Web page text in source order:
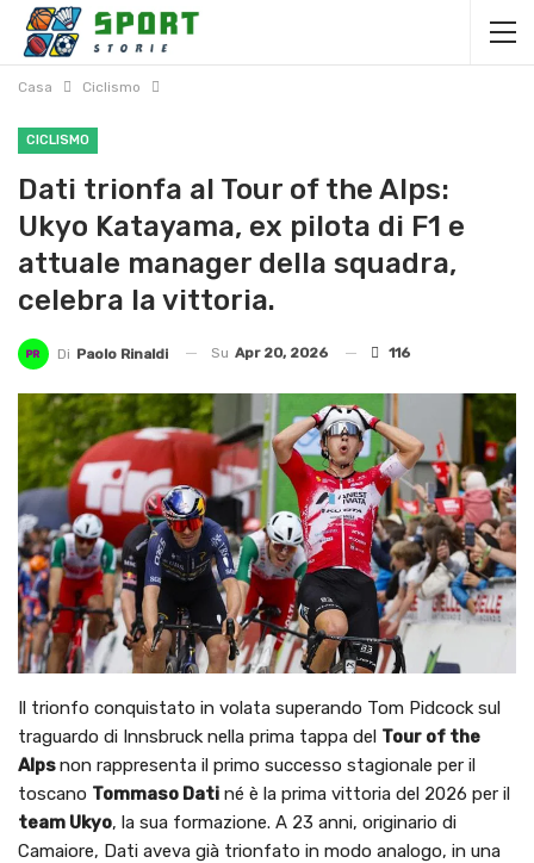
Casa Ciclismo
CICLISMO
Dati trionfa al Tour of the Alps:
Ukyo Katayama, ex pilota di F1 e
attuale manager della squadra,
celebra la vittoria.
Di Paolo Rinaldi Su Apr 20, 2026 116
Il trionfo conquistato in volata superando Tom Pidcock sul
traguardo di Innsbruck nella prima tappa del Tour of the
Alpsnon rappresenta il primo successo stagionale per il
toscano Tommaso Dati né è la prima vittoria del 2026 per il
team Ukyo, la sua formazione. A 23 anni, originario di
Camaiore, Dati aveva già trionfato in modo analogo, in una